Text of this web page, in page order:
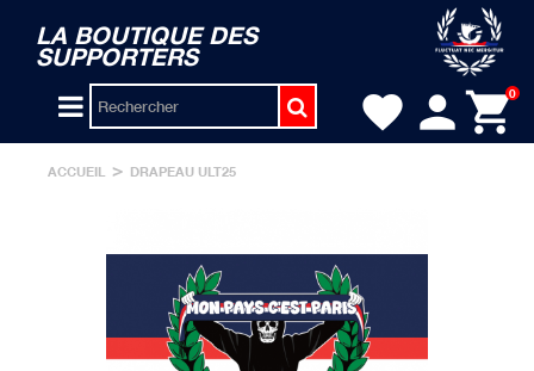
LA BOUTIQUE DES
SUPPORTERS
shopping_cart
0
person
favorite
ACCUEIL > DRAPEAU ULT25